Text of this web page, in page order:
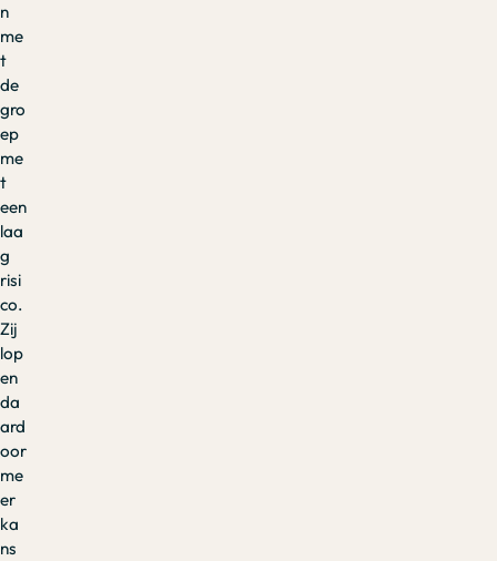
n
me
t
de
gro
ep
me
t
een
laa
g
risi
co.
Zij
lop
en
da
ard
oor
me
er
ka
ns